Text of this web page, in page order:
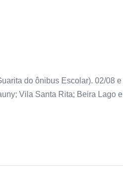
do ônibus Escolar). 02/08
Vila Santa Rita; Beira Lago